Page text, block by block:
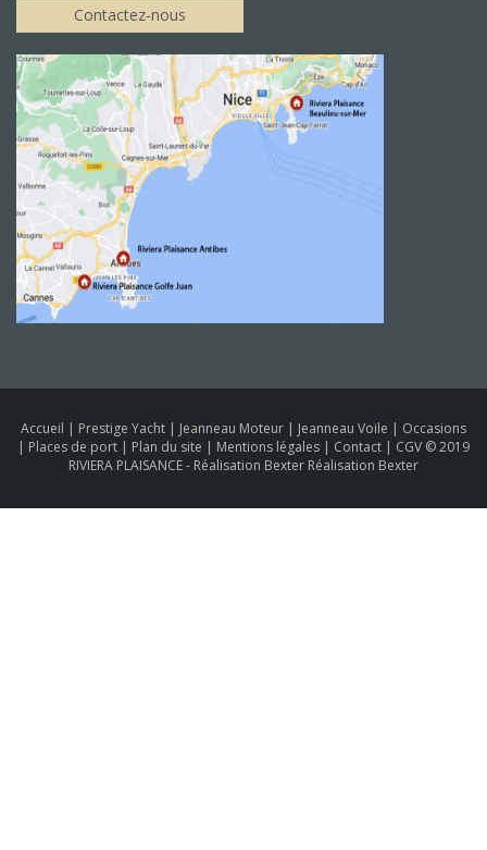
Contactez-nous
Accueil | Prestige Yacht | Jeanneau Moteur | Jeanneau Voile | Occasions
| Places de port | Plan du site | Mentions légales | Contact | CGV © 2019
RIVIERA PLAISANCE - Réalisation Bexter Réalisation Bexter